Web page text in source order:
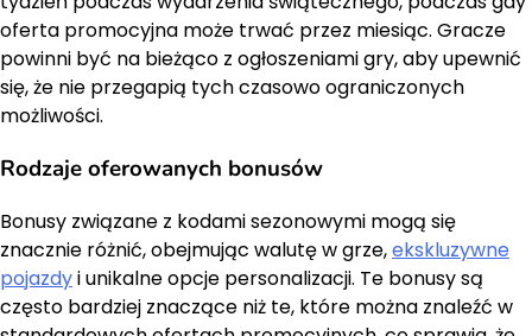
oferta promocyjna może trwać przez miesiąc. Gracze
powinni być na bieżąco z ogłoszeniami gry, aby upewnić
się, że nie przegapią tych czasowo ograniczonych
możliwości.
Rodzaje oferowanych bonusów
Bonusy związane z kodami sezonowymi mogą się
znacznie różnić, obejmując walutę w grze,ekskluzywne
pojazdyi unikalne opcje personalizacji. Te bonusy są
często bardziej znaczące niż te, które można znaleźć w